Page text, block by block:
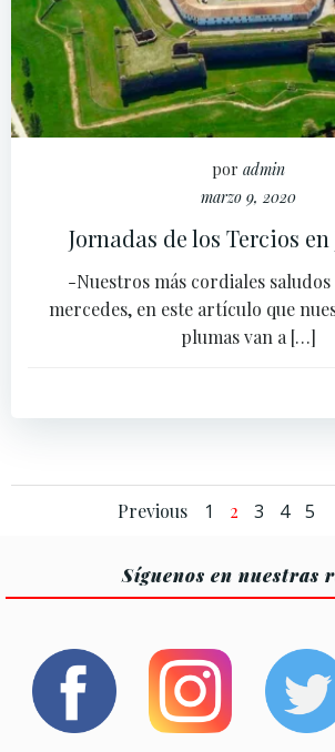
por admin
marzo 9, 2020
Jornadas de los Tercios en
-Nuestros más cordiales saludos
mercedes, en este artículo que
plumas van a […]
por
entradas
Previous
por
Página
1 Página
2 Página
3 Página
4 5
Síguenos en nuestras